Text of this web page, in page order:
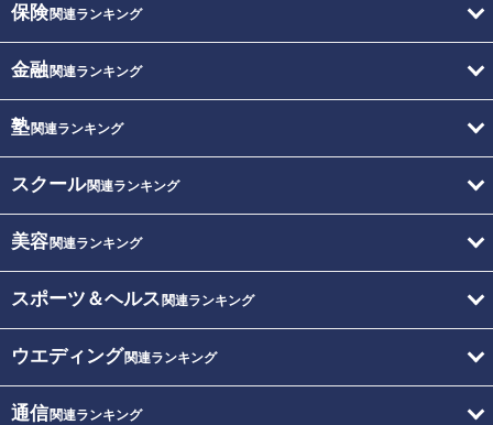
保険関連ランキング
金融関連ランキング
塾関連ランキング
スクール関連ランキング
美容関連ランキング
スポーツ＆ヘルス 関連ランキング
ウエディング関連ランキング
通信関連ランキング